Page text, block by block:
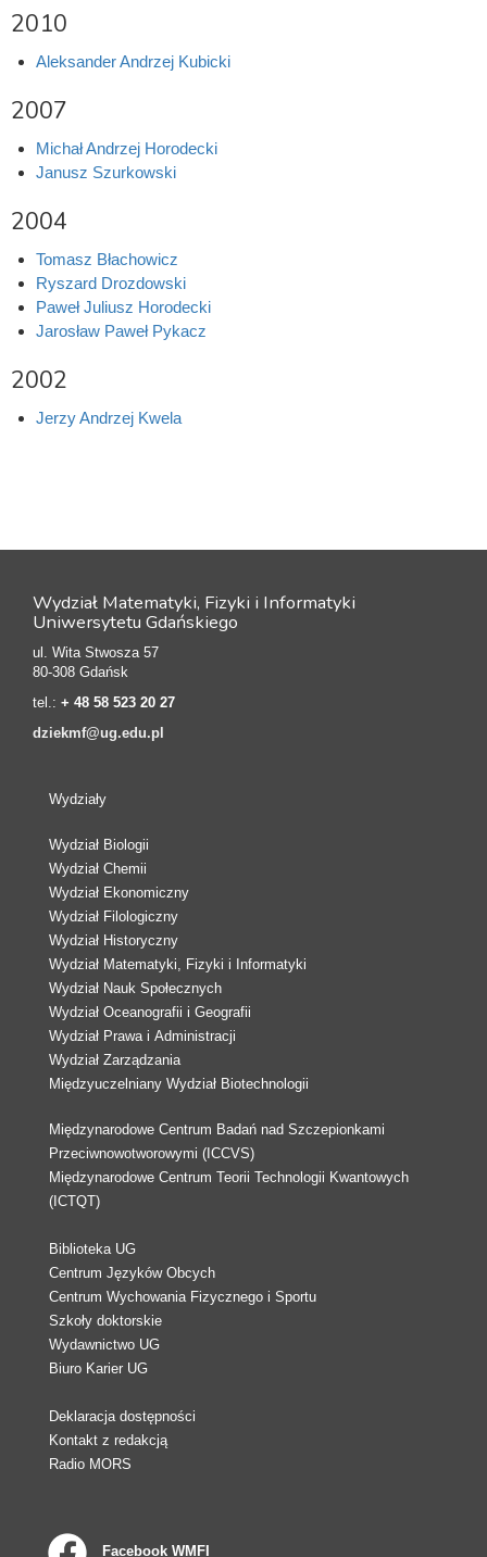
2010
Aleksander Andrzej Kubicki
2007
Michał Andrzej Horodecki
Janusz Szurkowski
2004
Tomasz Błachowicz
Ryszard Drozdowski
Paweł Juliusz Horodecki
Jarosław Paweł Pykacz
2002
Jerzy Andrzej Kwela
Wydział Matematyki, Fizyki i Informatyki
Uniwersytetu Gdańskiego
ul. Wita Stwosza 57
80-308 Gdańsk
tel.: + 48 58 523 20 27
dziekmf@ug.edu.pl
Wydziały
Wydział Biologii
Wydział Chemii
Wydział Ekonomiczny
Wydział Filologiczny
Wydział Historyczny
Wydział Matematyki, Fizyki i Informatyki
Wydział Nauk Społecznych
Wydział Oceanografii i Geografii
Wydział Prawa i Administracji
Wydział Zarządzania
Międzyuczelniany Wydział Biotechnologii
Międzynarodowe Centrum Badań nad Szczepionkami
Przeciwnowotworowymi (ICCVS)
Międzynarodowe Centrum Teorii Technologii Kwantowych
(ICTQT)
Biblioteka UG
Centrum Języków Obcych
Centrum Wychowania Fizycznego i Sportu
Szkoły doktorskie
Wydawnictwo UG
Biuro Karier UG
Deklaracja dostępności
Kontakt z redakcją
Radio MORS
Facebook WMFI